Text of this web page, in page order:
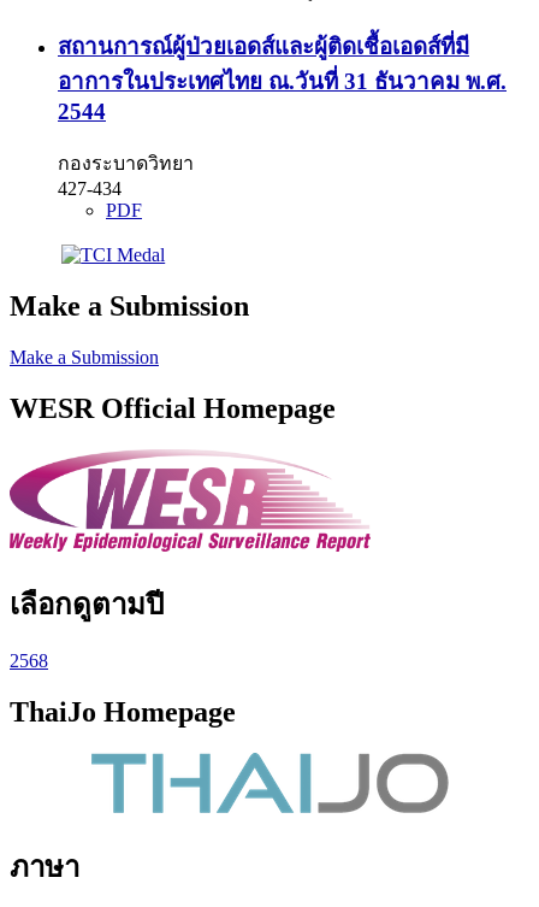
สถานการณ์ผู้ป่วยเอดส์และผู้ติดเชื้อเอดส์ที่มี
อาการในประเทศไทย ณ.วันที่ 31 ธันวาคม พ.ศ.
2544
กองระบาดวิทยา
427-434
PDF
Make a Submission
Make a Submission
WESR Official Homepage
เลือกดูตามปี
2568
ThaiJo Homepage
ภาษา